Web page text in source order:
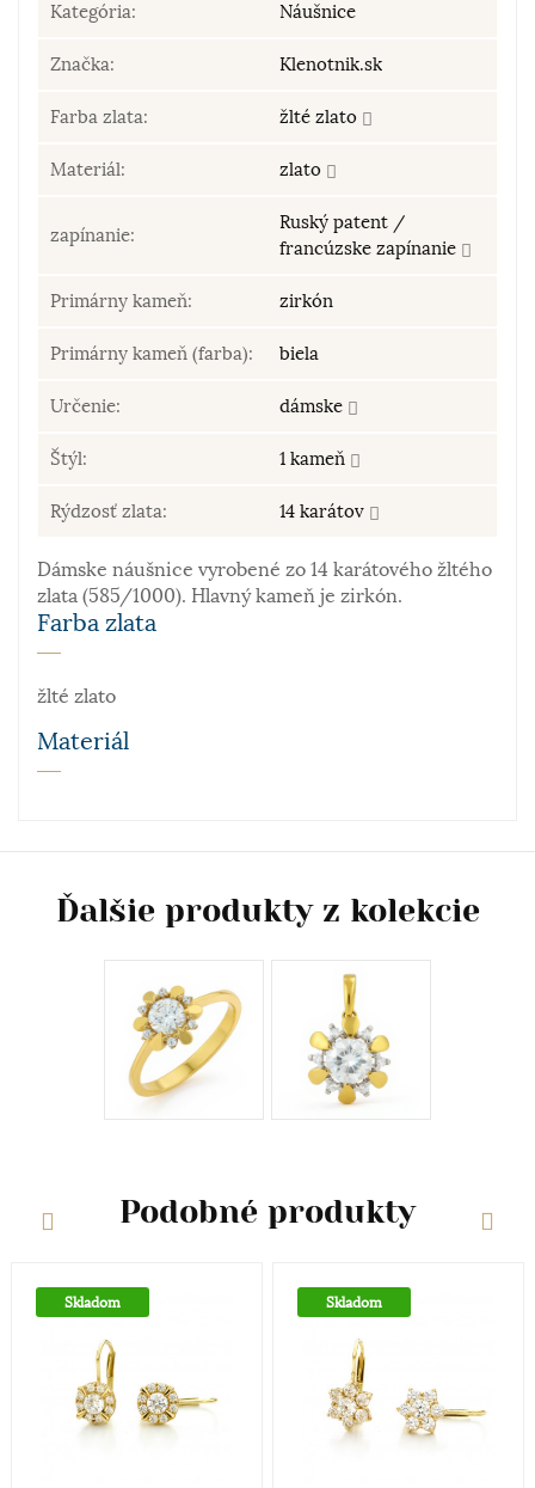
Kategória: Náušnice
Značka: Klenotnik.sk
Farba zlata: žlté zlato
Materiál: zlato
zapínanie:
Ruský patent /
francúzske zapínanie
Primárny kameň: zirkón
Primárny kameň (farba): biela
Určenie: dámske
Štýl: 1 kameň
Rýdzosť zlata: 14 karátov
Dámske náušnice vyrobené zo 14 karátového žltého
zlata (585/1000). Hlavný kameň je zirkón.
Farba zlata
žlté zlato
Materiál
zlato je príliš mäkké a šperky z neho zhotovené by
sa nehodili pre praktické použitie. Prímesi paládia
tak v súčasnosti dosť moderné biele zlato. Obsah
zlata v klenotníckych zliatinách alebo rýdzosť sa
vyjadruje v karátoch. V súčasnej dobe poznáme
zlato od 9 Ct až po 24Ct.
zapínanie
Určenie
Dámske hodinky a šperky sú v dnešnej dobe
prevažne dizajnovou záležitosťou a zdobiaci efekt je
nadradený účelu hodiniek - ukazovať čas. V
súčasnosti je škála dámskych hodiniek a šperkov
skutočne široká, od rôznych malých decentnejších
až po veľké extravagantné.
Ďalšie produkty z kolekcie
Podobné produkty
Skladom Skladom